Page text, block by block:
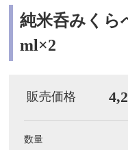
純米呑みくら
ml×2
販売価格
数量